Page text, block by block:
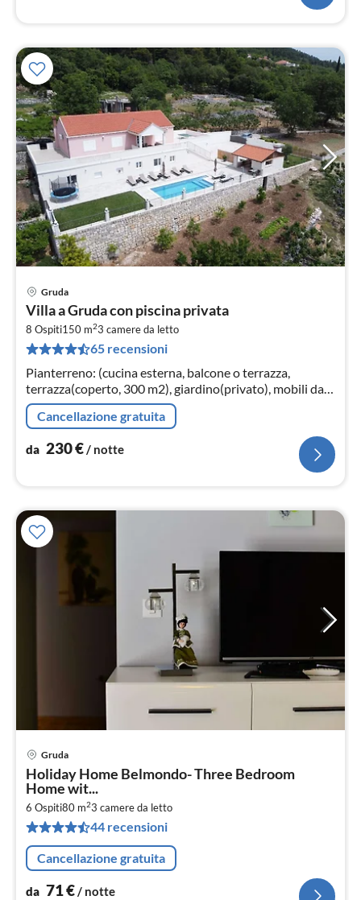
Gruda
Villa a Gruda con piscina privata
8 Ospiti150 m23 camere da letto
65 recensioni
Pianterreno: (cucina esterna, balcone o terrazza,
terrazza(coperto, 300 m2), giardino(privato), mobili da
giardino, lettini prendisole, barbecue, piscina(privato)
Cancellazione gratuita
da 230€/ notte
Gruda
Holiday Home Belmondo- Three Bedroom
Home wit...
6 Ospiti80 m23 camere da letto
44 recensioni
Cancellazione gratuita
da 71€/ notte